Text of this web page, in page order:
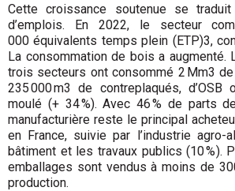
Cette croissance soutenue se
d’emplois. En 2022, le secteur
000 équivalents temps plein (ETP)3,
La consommation de bois a augmenté.
trois secteurs ont consommé 2 Mm3 de
235 000 m3 de contreplaqués,
moulé (+ 34 %). Avec 46 % de parts
manufacturière reste le principal
en France, suivie par l’industrie agro-
bâtiment et les travaux publics (10 %).
emballages sont vendus à moins de
production.